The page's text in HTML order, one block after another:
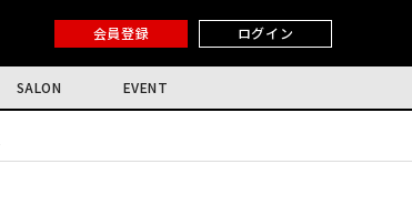
会員登録 ログイン
SALON EVENT